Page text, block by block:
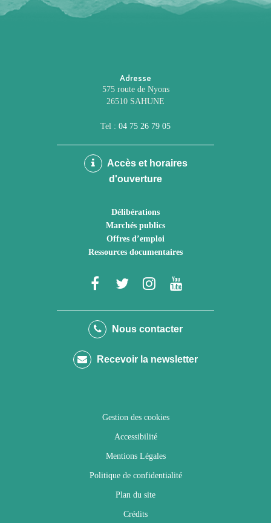
Adresse
575 route de Nyons
26510 SAHUNE
Tel : 04 75 26 79 05
Accès et horaires
d'ouverture
Délibérations
Marchés publics
Offres d’emploi
Ressources documentaires
Lien
le
Facebook
Lien
le
Twitter
Lien
le
Instagram
Youtube
Nous contacter
Recevoir la newsletter
Gestion des cookies
Accessibilité
Mentions Légales
Politique de confidentialité
Plan du site
Crédits